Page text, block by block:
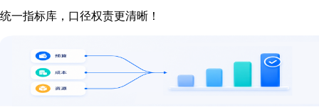
统一指标库，口径权责更清晰！